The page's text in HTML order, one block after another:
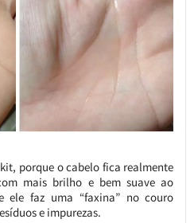
porque o cabelo fica realmente
mais brilho e bem suave ao
ele faz uma “faxina” no couro
e impurezas.